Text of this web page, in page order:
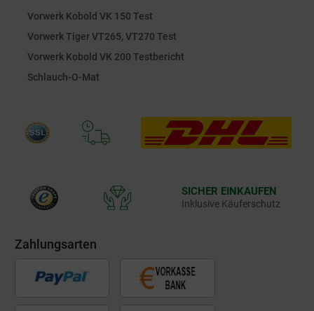
Vorwerk Kobold VK 150 Test
Vorwerk Tiger VT265, VT270 Test
Vorwerk Kobold VK 200 Testbericht
Schlauch-O-Mat
SICHER EINKAUFEN
Inklusive Käuferschutz
Zahlungsarten